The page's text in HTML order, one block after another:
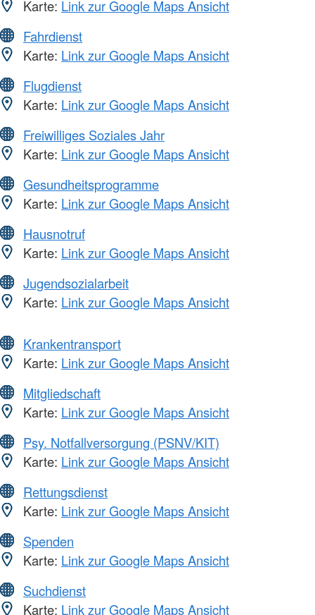
Karte: Link zur Google Maps Ansicht
Fahrdienst
Karte: Link zur Google Maps Ansicht
Flugdienst
Karte: Link zur Google Maps Ansicht
Freiwilliges Soziales Jahr
Karte: Link zur Google Maps Ansicht
Gesundheitsprogramme
Karte: Link zur Google Maps Ansicht
Hausnotruf
Karte: Link zur Google Maps Ansicht
Jugendsozialarbeit
Karte: Link zur Google Maps Ansicht
Krankentransport
Karte: Link zur Google Maps Ansicht
Mitgliedschaft
Karte: Link zur Google Maps Ansicht
Psy. Notfallversorgung (PSNV/KIT)
Karte: Link zur Google Maps Ansicht
Rettungsdienst
Karte: Link zur Google Maps Ansicht
Spenden
Karte: Link zur Google Maps Ansicht
Suchdienst
Karte: Link zur Google Maps Ansicht